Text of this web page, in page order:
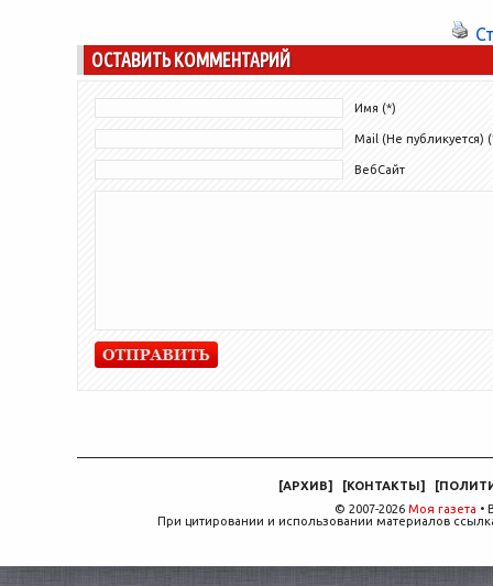
ОСТАВИТЬ КОММЕНТАРИЙ
Имя (*)
Mail (Не публикуется)
ВебСайт
[АРХИВ] [КОНТАКТЫ] [
© 2007-2026 Моя газета •
При цитировании и использовании материалов